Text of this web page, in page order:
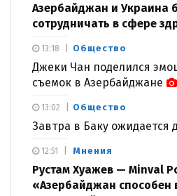
Азербайджан и Украина
сотрудничать в сфере
Общество
Джеки Чан поделился
съемок в Азербайджане
13:18
Общество
Завтра в Баку ожидается
13:02
Мнения
Рустам Хуажев — Minval
«Азербайджан способен
12:51